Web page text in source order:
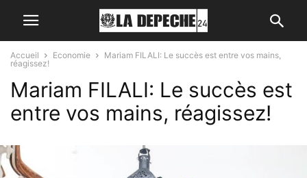
Accueil Economie
Mariam FILALI: Le succès est entre vos mains,
réagissez!
Mariam FILALI: Le succès est
entre vos mains, réagissez!